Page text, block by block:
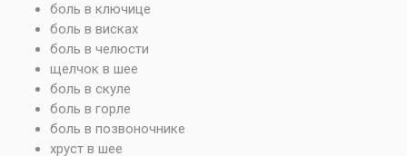
боль в ключице
боль в висках
боль в челюсти
щелчок в шее
боль в скуле
боль в горле
боль в позвоночнике
хруст в шее